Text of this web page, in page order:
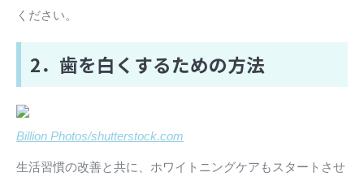
ください。
2．歯を白くするための方法
Billion Photos/shutterstock.com
生活習慣の改善と共に、ホワイトニングケアもスタートさせ